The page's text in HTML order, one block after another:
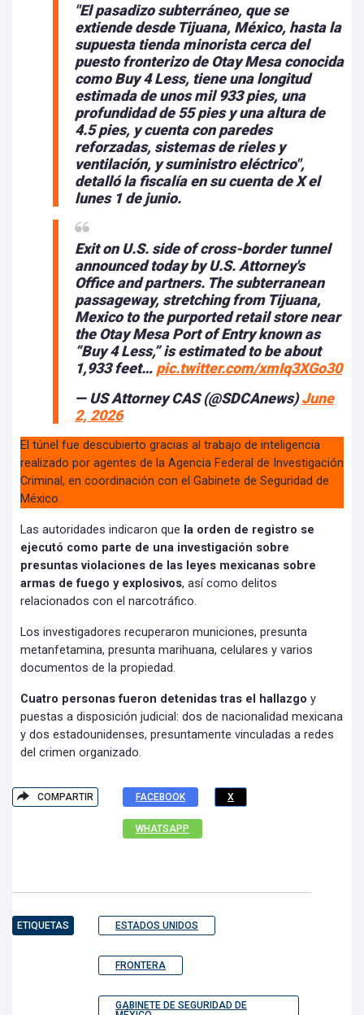
"El pasadizo subterráneo, que se
extiende desde Tijuana, México, hasta la
supuesta tienda minorista cerca del
puesto fronterizo de Otay Mesa conocida
como Buy 4 Less, tiene una longitud
estimada de unos mil 933 pies, una
profundidad de 55 pies y una altura de
4.5 pies, y cuenta con paredes
reforzadas, sistemas de rieles y
ventilación, y suministro eléctrico",
detalló la fiscalía en su cuenta de X el
lunes 1 de junio.
Exit on U.S. side of cross-border tunnel
announced today by U.S. Attorney's
Office and partners. The subterranean
passageway, stretching from Tijuana,
Mexico to the purported retail store near
the Otay Mesa Port of Entry known as
“Buy 4 Less,” is estimated to be about
1,933 feet… pic.twitter.com/xmIq3XGo30
— US Attorney CAS (@SDCAnews)June
2, 2026
El túnel fue descubierto gracias al trabajo de inteligencia
realizado por agentes de la Agencia Federal de Investigación
Criminal, en coordinación con el Gabinete de Seguridad de
México.
Las autoridades indicaron que la orden de registro se
ejecutó como parte de una investigación sobre
presuntas violaciones de las leyes mexicanas sobre
armas de fuego y explosivos, así como delitos
relacionados con el narcotráfico.
Los investigadores recuperaron municiones, presunta
metanfetamina, presunta marihuana, celulares y varios
documentos de la propiedad.
Cuatro personas fueron detenidas tras el hallazgo y
puestas a disposición judicial: dos de nacionalidad mexicana
y dos estadounidenses, presuntamente vinculadas a redes
del crimen organizado.
COMPARTIR FACEBOOK X
WHATSAPP
ETIQUETAS ESTADOS UNIDOS
FRONTERA
GABINETE DE SEGURIDAD DE